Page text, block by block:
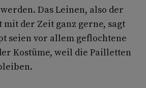
werden. Das Leinen, also der
der Zeit ganz gerne, sagt
seien vor allem geflochtene
Kostüme, weil die Pailletten